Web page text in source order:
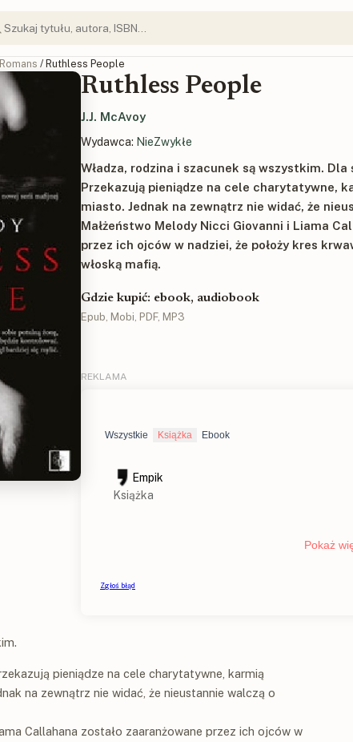
Romans / Ruthless People
Ruthless People
J.J. McAvoy
Wydawca: NieZwykłe
Władza, rodzina i szacunek są wszystkim.
Przekazują pieniądze na cele charytatywne,
miasto. Jednak na zewnątrz nie widać, że
Małżeństwo Melody Nicci Giovanni i Liama
przez ich ojców w nadziei, że położy kres
włoską mafią.
Gdzie kupić: ebook, audiobook
Epub, Mobi, PDF, MP3
pieniądze na cele charytatywne, karmią
na zewnątrz nie widać, że nieustannie walczą o
Callahana zostało zaaranżowane przez ich ojców w